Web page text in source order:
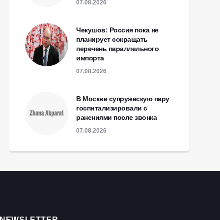
07.08.2026
Чекушов: Россия пока не
планирует сокращать
перечень параллельного
импорта
07.08.2026
В Москве супружескую пару
госпитализировали с
ранениями после звонка
07.08.2026